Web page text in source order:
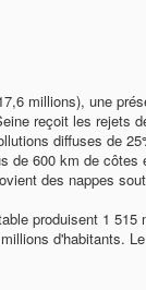
millions), une
reçoit les rejets
diffuses de
de 600 km de
des nappes
produisent 1
d'habitants.